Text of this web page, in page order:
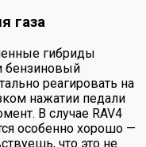
газа
гибриды
бензиновый
реагировать на
нажатии педали
В случае RAV4
особенно хорошо —
что это не